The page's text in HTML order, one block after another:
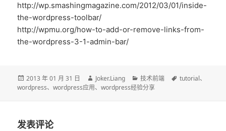
http://wp.smashingmagazine.com/2012/03/01/inside-
the-wordpress-toolbar/
http://wpmu.org/how-to-add-or-remove-links-from-
the-wordpress-3-1-admin-bar/
发
布
2013 年 01 月 31 日
作
者
Joker.Liang
分
类
技术前端
标
tutorial、
wordpress、wordpress应用、wordpress经验分享
发表评论